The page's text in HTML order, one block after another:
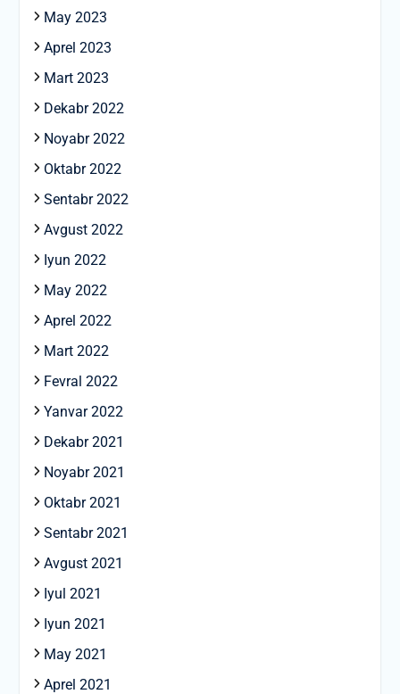
May 2023
Aprel 2023
Mart 2023
Dekabr 2022
Noyabr 2022
Oktabr 2022
Sentabr 2022
Avgust 2022
Iyun 2022
May 2022
Aprel 2022
Mart 2022
Fevral 2022
Yanvar 2022
Dekabr 2021
Noyabr 2021
Oktabr 2021
Sentabr 2021
Avgust 2021
Iyul 2021
Iyun 2021
May 2021
Aprel 2021